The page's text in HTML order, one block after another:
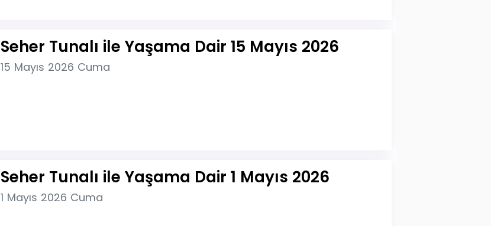
Seher Tunalı ile Yaşama Dair 15 Mayıs 2026
15 Mayıs 2026 Cuma
Seher Tunalı ile Yaşama Dair 1 Mayıs 2026
1 Mayıs 2026 Cuma